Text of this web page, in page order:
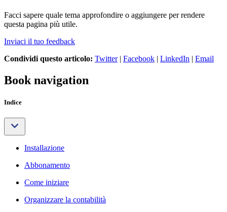
Facci sapere quale tema approfondire o aggiungere per rendere
questa pagina più utile.
Inviaci il tuo feedback
Condividi questo articolo: Twitter| Facebook | LinkedIn | Email
Book navigation
Indice
Installazione
Abbonamento
Come iniziare
Organizzare la contabilità